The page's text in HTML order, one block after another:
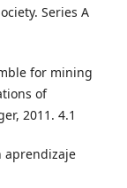
Series A
for mining
of
2011. 4.1
aprendizaje